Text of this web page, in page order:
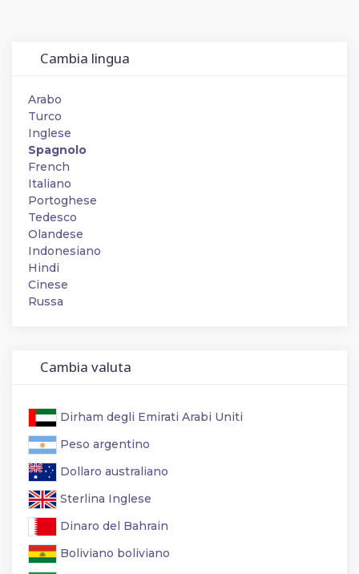
Cambia lingua
Arabo
Turco
Inglese
Spagnolo
French
Italiano
Portoghese
Tedesco
Olandese
Indonesiano
Hindi
Cinese
Russa
Cambia valuta
Dirham degli Emirati Arabi Uniti
Peso argentino
Dollaro australiano
Sterlina Inglese
Dinaro del Bahrain
Boliviano boliviano